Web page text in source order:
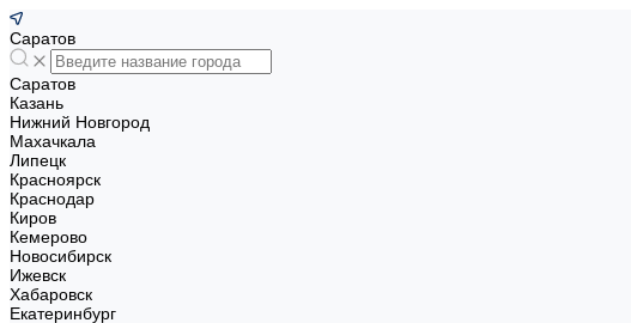
Саратов
Саратов
Казань
Нижний Новгород
Махачкала
Липецк
Красноярск
Краснодар
Киров
Кемерово
Новосибирск
Ижевск
Хабаровск
Екатеринбург